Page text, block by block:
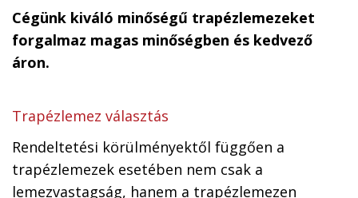
Cégünk kiváló minőségű trapézlemezeket
forgalmaz magas minőségben és kedvező
áron.
Trapézlemez választás
Rendeltetési körülményektől függően a
trapézlemezek esetében nem csak a
lemezvastagság, hanem a trapézlemezen